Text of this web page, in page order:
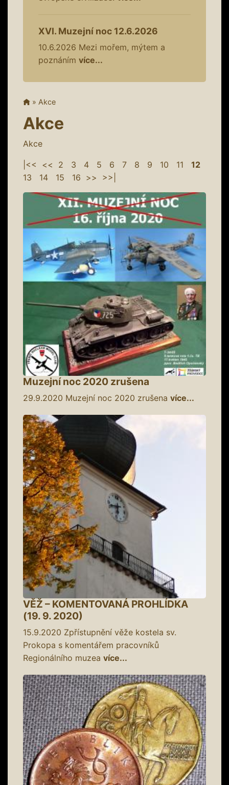
XVI. Muzejní noc 12.6.2026
10.6.2026 Mezi mořem, mýtem a
poznáním více...
» Akce
Akce
Akce
|<< << 2 3 4 5 6 7 8 9 10 11
12
13
14 15 16 >> >>|
Muzejní noc 2020 zrušena
29.9.2020 Muzejní noc 2020 zrušena více...
VĚŽ – KOMENTOVANÁ PROHLÍDKA
(19. 9. 2020)
15.9.2020 Zpřístupnění věže kostela sv.
Prokopa s komentářem pracovníků
Regionálního muzea více...